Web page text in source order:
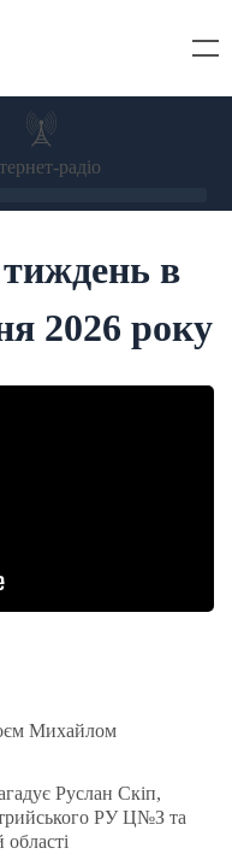
радіо
в
2026 року
Михайлом
Руслан Скіп,
РУ Ц№З та